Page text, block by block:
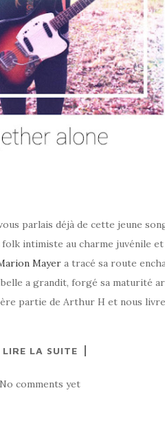
parlais déjà de cette jeune
intimiste au charme juvénile et
Mayer a tracé sa route
a grandit, forgé sa maturité
partie de Arthur H et nous
LIRE LA SUITE
No comments yet